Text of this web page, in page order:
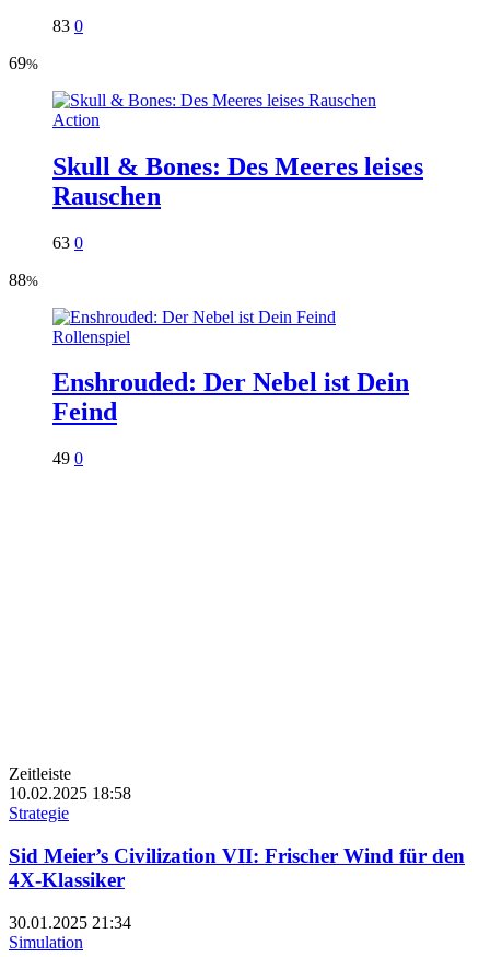
83 0
69%
Action
Skull & Bones: Des Meeres leises
Rauschen
63 0
88%
Rollenspiel
Enshrouded: Der Nebel ist Dein
Feind
49 0
Zeitleiste
10.02.2025 18:58
Strategie
Sid Meier’s Civilization VII: Frischer Wind für den
4X-Klassiker
30.01.2025 21:34
Simulation